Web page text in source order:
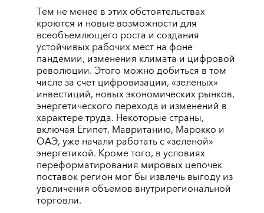
Тем не менее в этих обстоятельствах
кроются и новые возможности для
всеобъемлющего роста и создания
устойчивых рабочих мест на фоне
пандемии, изменения климата и цифровой
революции. Этого можно добиться в том
числе за счет цифровизации, «зеленых»
инвестиций, новых экономических рынков,
энергетического перехода и изменений в
характере труда. Некоторые страны,
включая Египет, Мавританию, Марокко и
ОАЭ, уже начали работать с «зеленой»
энергетикой. Кроме того, в условиях
переформатирования мировых цепочек
поставок регион мог бы извлечь выгоду из
увеличения объемов внутрирегиональной
торговли.